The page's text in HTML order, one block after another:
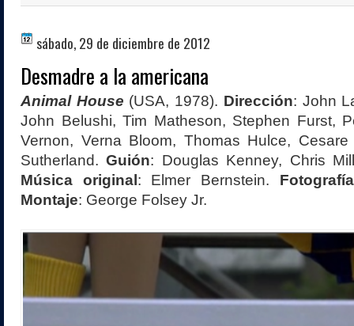
sábado, 29 de diciembre de 2012
Desmadre a la americana
Animal House (USA, 1978). Dirección: John
John Belushi, Tim Matheson, Stephen Furst,
Vernon, Verna Bloom, Thomas Hulce,
Sutherland.Guión: Douglas Kenney, Chris
Música original : Elmer Bernstein. Fotografía
Montaje: George Folsey Jr.